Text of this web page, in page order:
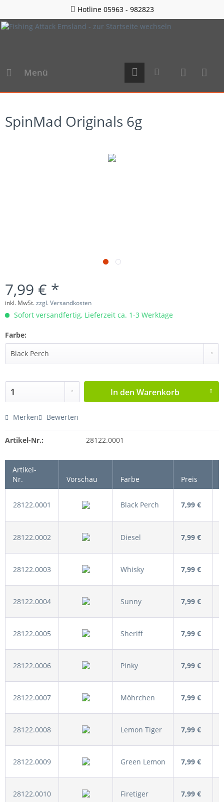
Hotline 05963 - 982823
Menü
SpinMad Originals 6g
7,99 € *
inkl. MwSt.zzgl. Versandkosten
Sofort versandfertig, Lieferzeit ca. 1-3 Werktage
Farbe:
In den Warenkorb
Merken Bewerten
Artikel-Nr.: 28122.0001
Artikel-
Nr.
Vorschau Farbe Preis
28122.0001 Black Perch 7,99 €
28122.0002 Diesel 7,99 €
28122.0003 Whisky 7,99 €
28122.0004 Sunny 7,99 €
28122.0005 Sheriff 7,99 €
28122.0006 Pinky 7,99 €
28122.0007 Möhrchen 7,99 €
28122.0008 Lemon Tiger 7,99 €
28122.0009 Green Lemon 7,99 €
28122.0010 Firetiger 7,99 €